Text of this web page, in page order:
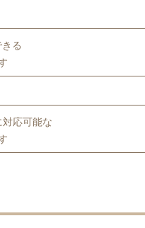
る
対応可能な